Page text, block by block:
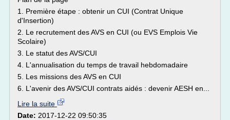
1. Première étape : obtenir un CUI (Contrat Unique
d'Insertion)
2. Le recrutement des AVS en CUI (ou EVS Emplois Vie
Scolaire)
3. Le statut des AVS/CUI
4. L'annualisation du temps de travail hebdomadaire
5. Les missions des AVS en CUI
6. L'avenir des AVS/CUI contrats aidés : devenir AESH en...
Lire la suite
Date: 2017-12-22 09:50:35